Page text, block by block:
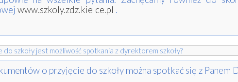
www.szkoly.zdz.kielce.pl .
szkoły jest możliwość spotkania z dyrektorem szkoły?
o przyjęcie do szkoły można spotkać się z